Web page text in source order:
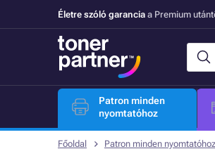
Életre szóló garancia a Premium
Patron minden
nyomtatóhoz
Főoldal Patron minden nyomtatóhoz